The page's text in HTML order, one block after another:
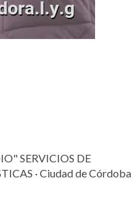
SERVICIOS DE
· Ciudad de Córdoba